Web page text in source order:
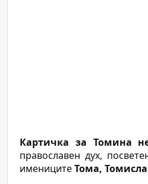
Картичка за Томина
православен дух,
именицитеТома,